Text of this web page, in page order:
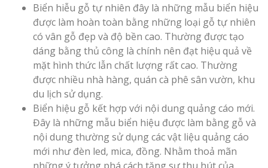
Biển hiễu gỗ tự nhiên đây là những mẫu biển hiệu
được làm hoàn toàn bằng những loại gỗ tự nhiên
có vân gỗ đẹp và độ bền cao. Thường được tạo
dáng bằng thủ công là chính nên đạt hiệu quả về
mặt hình thức lẫn chất lượng rất cao. Thường
được nhiều nhà hàng, quán cà phê sân vườn, khu
du lịch sử dụng.
Biển hiệu gỗ kết hợp với nội dung quảng cáo mới.
Đây là những mẫu biển hiệu được làm bằng gỗ và
nội dung thường sử dụng các vật liệu quảng cáo
mới như đèn led, mica, đồng. Nhằm thoả mãn
những ý tưởng phá cách tăng sự thu hút của
Làm biển
tại Vinh Nghệ An
Làm Biển
Nam Đàn Uy Tín Giá
Làm Biển
Mỹ Phẩm Vinh Thu
Hàng
Top 10 Mẫu